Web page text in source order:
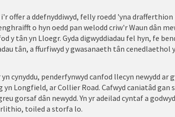
offer a ddefnyddiwyd, felly roedd 'yna
o hyn oedd pan welodd criw'r Waun dân
y tân yn Lloegr. Gyda digwyddiadau fel hyn, fe
tân, a ffurfiwyd y gwasanaeth tân cenedlaethol
cynyddu, penderfynwyd canfod llecyn newydd ar
Longfield, ar Collier Road. Cafwyd caniatâd gan
gorsaf dân newydd. Yn yr adeilad cyntaf a
toiled a storfa lo.